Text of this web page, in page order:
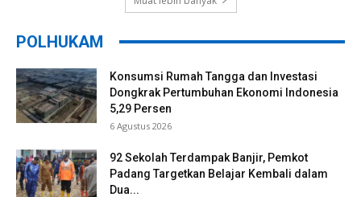
POLHUKAM
Konsumsi Rumah Tangga dan Investasi
Dongkrak Pertumbuhan Ekonomi Indonesia
5,29 Persen
6 Agustus 2026
92 Sekolah Terdampak Banjir, Pemkot
Padang Targetkan Belajar Kembali dalam
Dua...